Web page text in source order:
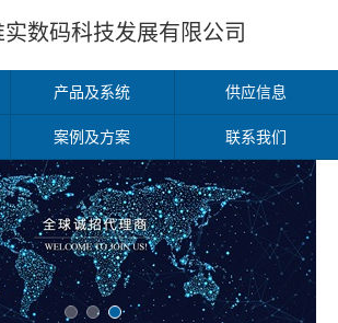
数码科技发展有限公司
产品及系统 供应信息
案例及方案 联系我们